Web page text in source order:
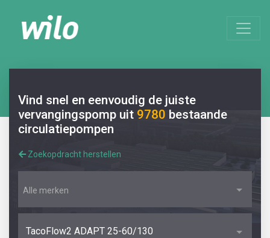
Vind snel en eenvoudig de juiste
vervangingspomp uit 9780 bestaande
circulatiepompen
Zoekopdracht herstellen
Alle merken
TacoFlow2 ADAPT 25-60/130